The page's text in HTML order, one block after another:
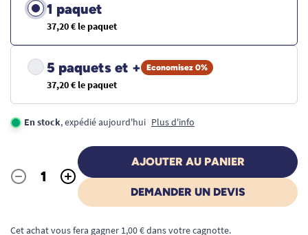
1 paquet
37,20 € le paquet
5 paquets et + Economisez 0%
37,20 € le paquet
En stock, expédié aujourd'hui Plus d'info
Quantité
- +
AJOUTER AU PANIER
DEMANDER UN DEVIS
Cet achat vous fera gagner 1,00 € dans votre cagnotte.